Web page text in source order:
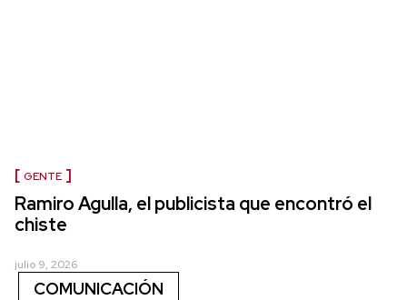
GENTE
Ramiro Agulla, el publicista que encontró el
chiste
julio 9, 2026
COMUNICACIÓN